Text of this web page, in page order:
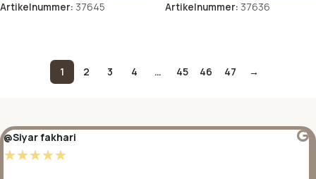
Artikelnummer: 37645
Artikelnummer: 37636
1 2 3 4 … 45 46 47 →
@Siyar fakhari
☆☆☆☆☆